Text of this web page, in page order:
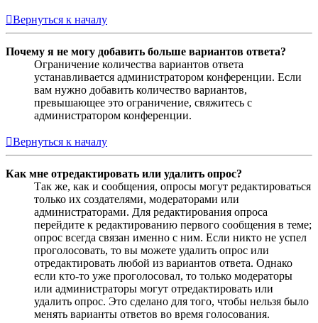
Вернуться к началу
Почему я не могу добавить больше вариантов ответа?
Ограничение количества вариантов ответа
устанавливается администратором конференции. Если
вам нужно добавить количество вариантов,
превышающее это ограничение, свяжитесь с
администратором конференции.
Вернуться к началу
Как мне отредактировать или удалить опрос?
Так же, как и сообщения, опросы могут редактироваться
только их создателями, модераторами или
администраторами. Для редактирования опроса
перейдите к редактированию первого сообщения в теме;
опрос всегда связан именно с ним. Если никто не успел
проголосовать, то вы можете удалить опрос или
отредактировать любой из вариантов ответа. Однако
если кто-то уже проголосовал, то только модераторы
или администраторы могут отредактировать или
удалить опрос. Это сделано для того, чтобы нельзя было
менять варианты ответов во время голосования.